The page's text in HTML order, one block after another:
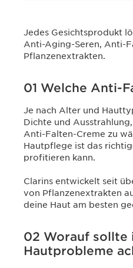
Jedes Gesichtsprodukt
Anti-Aging-Seren, Anti-
Pflanzenextrakten.
01 Welche Anti-
Je nach Alter und
Dichte und
Anti-Falten-Creme zu
Hautpflege ist das
profitieren kann.
Clarins entwickelt seit
von Pflanzenextrakten
deine Haut am besten
02 Worauf sollte
Hautprobleme